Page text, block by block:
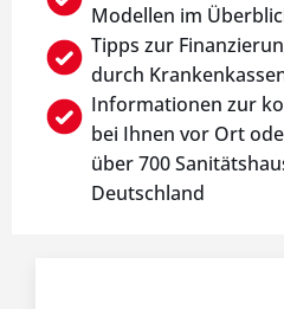
Modellen im
Tipps zur
durch
Informationen zur
bei Ihnen vor Ort
über 700
Deutschland